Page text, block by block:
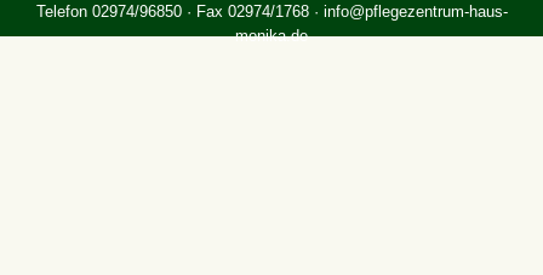
Telefon 02974/96850 · Fax 02974/1768 · info@pflegezentrum-haus-
monika.de